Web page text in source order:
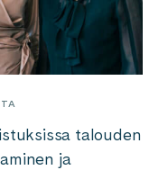
talouden
ja